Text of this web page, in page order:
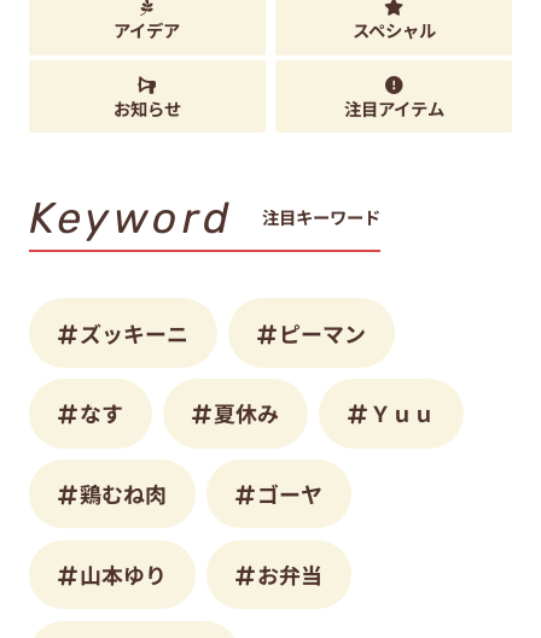
アイデア スペシャル
お知らせ 注目アイテム
Keyword 注目キーワード
ズッキーニ ピーマン
なす 夏休み Ｙｕｕ
鶏むね肉 ゴーヤ
山本ゆり お弁当